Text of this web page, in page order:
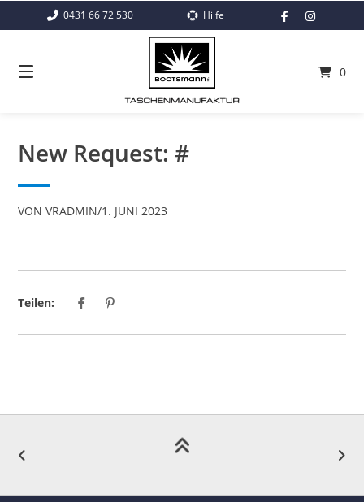
0431 66 72 530 Hilfe
0
New Request: #
VONVRADMIN/1. JUNI 2023
Teilen: